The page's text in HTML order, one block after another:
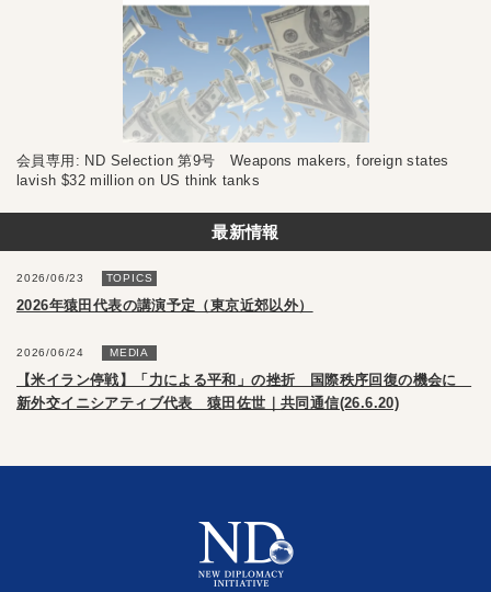
会員専用: ND Selection 第9号 Weapons makers, foreign states
lavish $32 million on US think tanks
最新情報
2026/06/23 TOPICS
2026年猿田代表の講演予定（東京近郊以外）
2026/06/24 MEDIA
【米イラン停戦】「力による平和」の挫折 国際秩序回復の機会に
新外交イニシアティブ代表 猿田佐世｜共同通信(26.6.20)